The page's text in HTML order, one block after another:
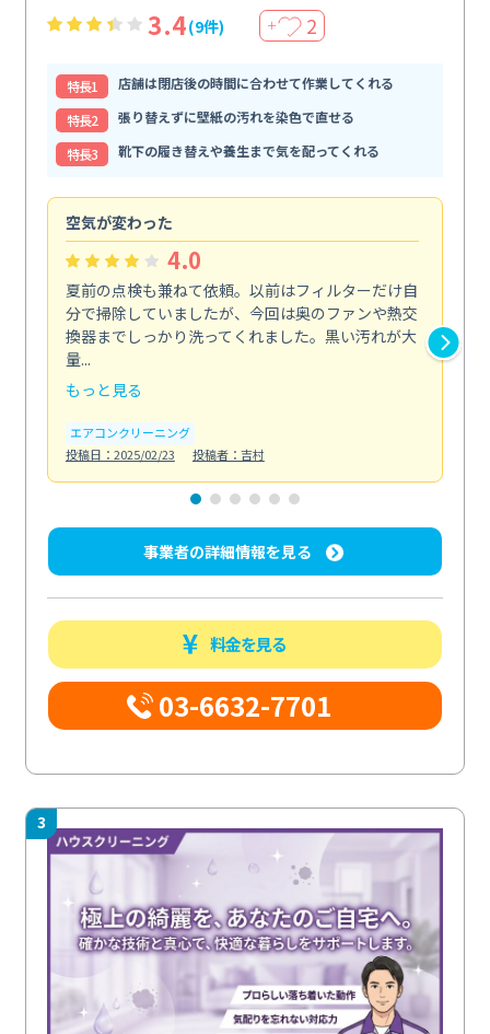
3.4(9件) ＋ 2
特⻑1
店舗は閉店後の時間に合わせて作業してくれる
特⻑2
張り替えずに壁紙の汚れを染色で直せる
特⻑3
靴下の履き替えや養生まで気を配ってくれる
空気が変わった
4.0
夏前の点検も兼ねて依頼。以前はフィルターだけ自
分で掃除していましたが、今回は奥のファンや熱交
換器までしっかり洗ってくれました。黒い汚れが大
量...
もっと見る
エアコンクリーニング
投稿日：2025/02/23
投稿者：吉村
事業者の詳細情報を見る
料金を見る
03-6632-7701
3